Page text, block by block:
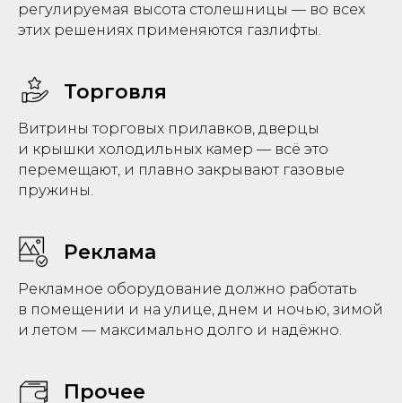
регулируемая высота столешницы — во всех
этих решениях применяются газлифты.
Торговля
Витрины торговых прилавков, дверцы
и крышки холодильных камер — всё это
перемещают, и плавно закрывают газовые
пружины.
Реклама
Рекламное оборудование должно работать
в помещении и на улице, днем и ночью, зимой
и летом — максимально долго и надёжно.
Прочее